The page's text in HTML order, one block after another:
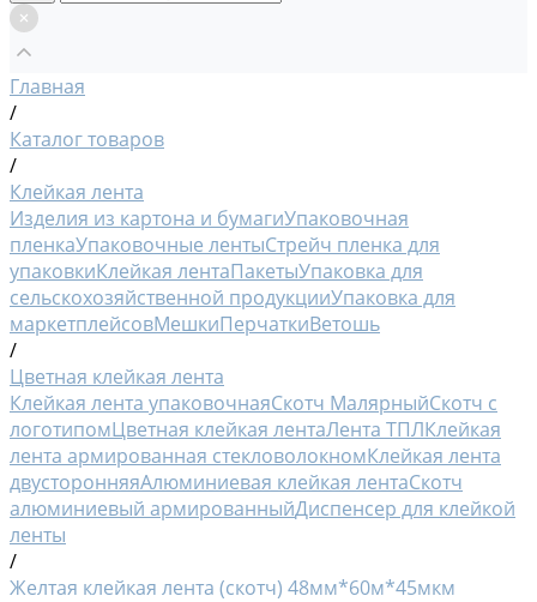
Главная
/
Каталог товаров
/
Клейкая лента
Изделия из картона и бумагиУпаковочная
пленкаУпаковочные лентыСтрейч пленка для
упаковкиКлейкая лентаПакетыУпаковка для
сельскохозяйственной продукцииУпаковка для
маркетплейсовМешкиПерчаткиВетошь
/
Цветная клейкая лента
Клейкая лента упаковочнаяСкотч МалярныйСкотч с
логотипомЦветная клейкая лентаЛента ТПЛКлейкая
лента армированная стекловолокномКлейкая лента
двусторонняяАлюминиевая клейкая лентаСкотч
алюминиевый армированныйДиспенсер для клейкой
ленты
/
Желтая клейкая лента (скотч) 48мм*60м*45мкм